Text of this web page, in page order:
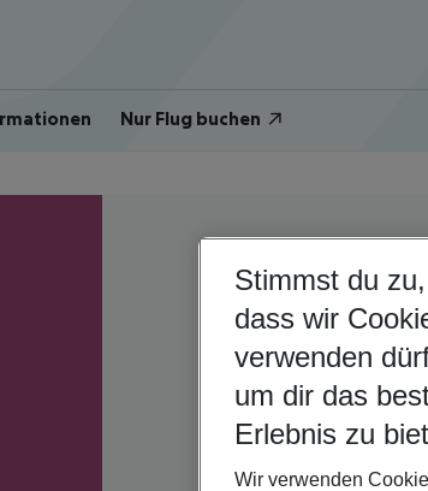
Nur Flug buchen
Stimmst du zu,
dass wir
verwenden
um dir das
Erlebnis zu
Wir verwenden